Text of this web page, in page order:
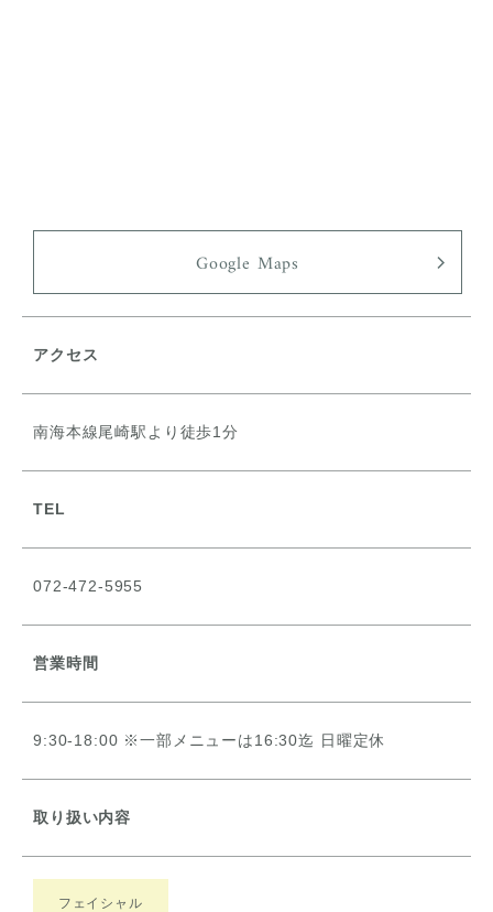
Google Maps
アクセス
南海本線尾崎駅より徒歩1分
TEL
072-472-5955
営業時間
9:30-18:00 ※一部メニューは16:30迄 日曜定休
取り扱い内容
フェイシャル